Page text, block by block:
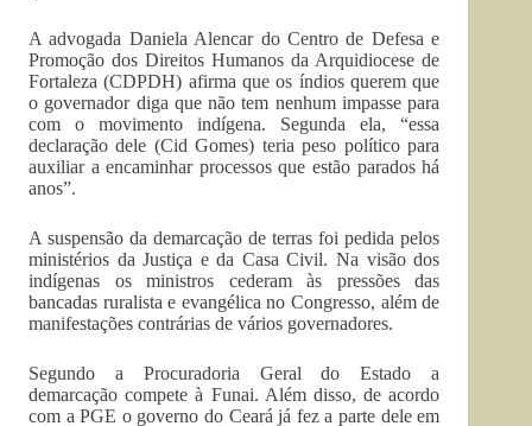
A advogada Daniela Alencar do Centro de Defesa e
Promoção dos Direitos Humanos da Arquidiocese de
Fortaleza (CDPDH) afirma que os índios querem que
o governador diga que não tem nenhum impasse para
com o movimento indígena. Segunda ela, “essa
declaração dele (Cid Gomes) teria peso político para
auxiliar a encaminhar processos que estão parados há
anos”.
A suspensão da demarcação de terras foi pedida pelos
ministérios da Justiça e da Casa Civil. Na visão dos
indígenas os ministros cederam às pressões das
bancadas ruralista e evangélica no Congresso, além de
manifestações contrárias de vários governadores.
Segundo a Procuradoria Geral do Estado a
demarcação compete à Funai. Além disso, de acordo
com a PGE o governo do Ceará já fez a parte dele em